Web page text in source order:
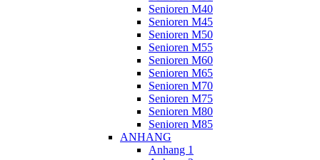
Senioren M40
Senioren M45
Senioren M50
Senioren M55
Senioren M60
Senioren M65
Senioren M70
Senioren M75
Senioren M80
Senioren M85
ANHANG
Anhang 1